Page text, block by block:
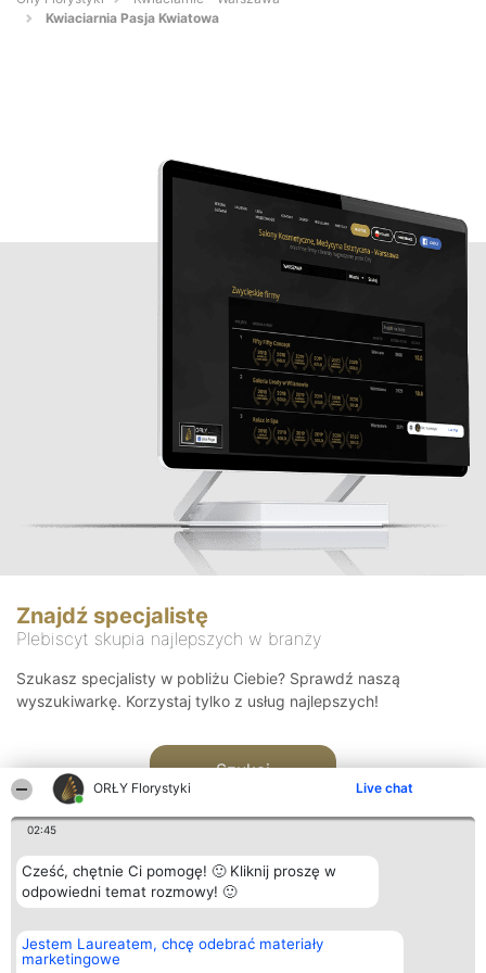
ORŁY Florystyki Live chat
02:45
Cześć, chętnie Ci pomogę! 🙂 Kliknij proszę w
odpowiedni temat rozmowy! 🙂
Jestem Laureatem, chcę odebrać materiały
marketingowe
Kwiaciarnia Pasja Kwiatowa
Znajdź specjalistę
Plebiscyt skupia najlepszych w branży
Szukasz specjalisty w pobliżu Ciebie? Sprawdź naszą
wyszukiwarkę. Korzystaj tylko z usług najlepszych!
Szukaj
Organizator plebiscytu
Bright Side Solutions sp. z o.
o. sp. k.
Plebiscyt
Laureaci
Kontakt
Kontakt